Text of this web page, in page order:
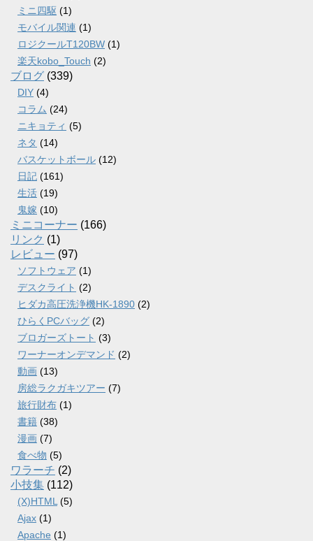
ミニ四駆 (1)
モバイル関連 (1)
ロジクールT120BW (1)
楽天kobo_Touch (2)
ブログ (339)
DIY (4)
コラム (24)
ニキョティ (5)
ネタ (14)
バスケットボール (12)
日記 (161)
生活 (19)
鬼嫁 (10)
ミニコーナー (166)
リンク (1)
レビュー (97)
ソフトウェア (1)
デスクライト (2)
ヒダカ高圧洗浄機HK-1890 (2)
ひらくPCバッグ (2)
ブロガーズトート (3)
ワーナーオンデマンド (2)
動画 (13)
房総ラクガキツアー (7)
旅行財布 (1)
書籍 (38)
漫画 (7)
食べ物 (5)
ワラーチ (2)
小技集 (112)
(X)HTML (5)
Ajax (1)
Apache (1)